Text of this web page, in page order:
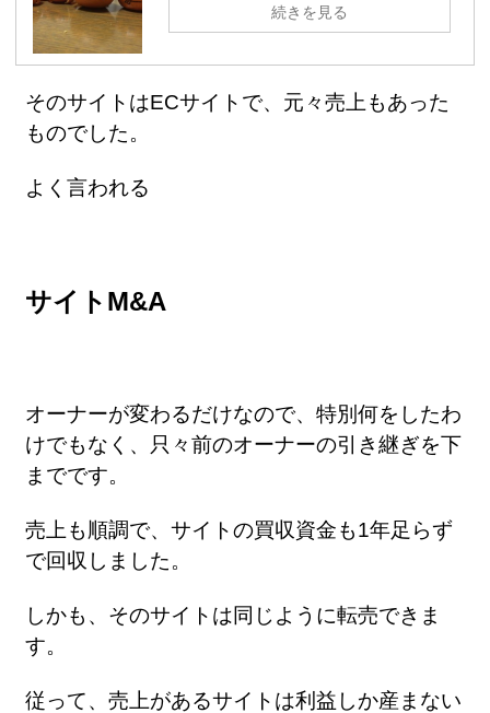
続きを見る
そのサイトはECサイトで、元々売上もあった
ものでした。
よく言われる
サイトM&A
オーナーが変わるだけなので、特別何をしたわ
けでもなく、只々前のオーナーの引き継ぎを下
までです。
売上も順調で、サイトの買収資金も1年足らず
で回収しました。
しかも、そのサイトは同じように転売できま
す。
従って、売上があるサイトは利益しか産まない